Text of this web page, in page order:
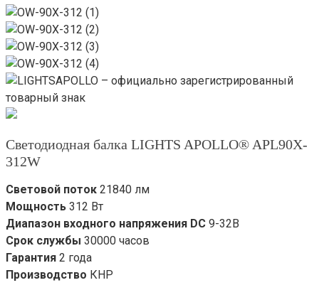
Светодиодная балка LIGHTS APOLLO® APL90X-
312W
Световой поток 21840 лм
Мощность 312 Вт
Диапазон входного напряжения DC 9-32В
Срок службы 30000 часов
Гарантия 2 года
Производство КНР